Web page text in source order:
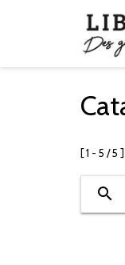
[ 1 - 5 / 5 ]
search